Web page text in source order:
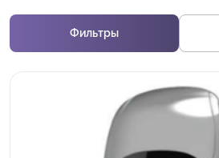
Фильтры